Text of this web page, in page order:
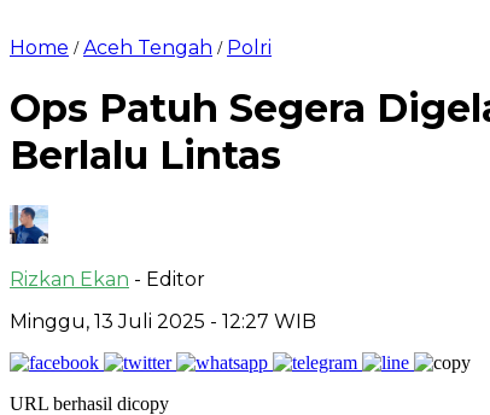
Home /Aceh Tengah / Polri
Ops Patuh Segera
Berlalu Lintas
Rizkan Ekan - Editor
Minggu, 13 Juli 2025 - 12:27 WIB
URL berhasil dicopy